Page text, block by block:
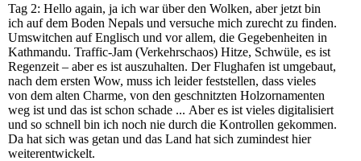
Tag 2: Hello again, ja ich war über den Wolken, aber jetzt bin
ich auf dem Boden Nepals und versuche mich zurecht zu finden.
Umswitchen auf Englisch und vor allem, die Gegebenheiten in
Kathmandu. Traffic-Jam (Verkehrschaos) Hitze, Schwüle, es ist
Regenzeit – aber es ist auszuhalten. Der Flughafen ist umgebaut,
nach dem ersten Wow, muss ich leider feststellen, dass vieles
von dem alten Charme, von den geschnitzten Holzornamenten
weg ist und das ist schon schade ... Aber es ist vieles digitalisiert
und so schnell bin ich noch nie durch die Kontrollen gekommen.
Da hat sich was getan und das Land hat sich zumindest hier
weiterentwickelt.